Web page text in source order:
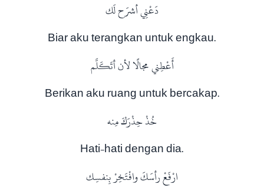
دَعْنِي أشرَح لَك
Biar aku terangkan untuk engkau.
أَعْطِني مجالًا لأن أتَكَلَّم
Berikan aku ruang untuk bercakap.
خُذْ حِذْرَكَ مِنه
Hati-hati dengan dia.
ارْفَعْ رأسَكَ وافْتَخِرْ بِنفسِك